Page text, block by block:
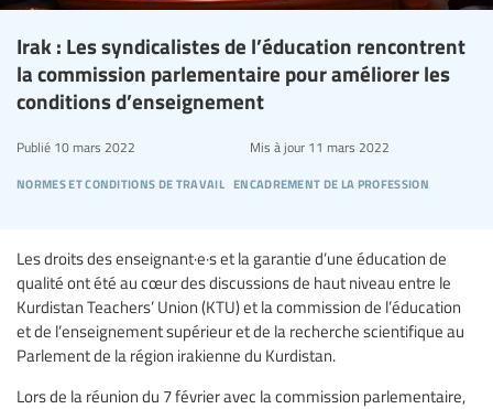
Irak : Les syndicalistes de l’éducation rencontrent
la commission parlementaire pour améliorer les
conditions d’enseignement
normes et conditions de travail encadrement de la profession
Publié 10 mars 2022 Mis à jour11 mars 2022
Les droits des enseignant·e·s et la garantie d’une éducation de
qualité ont été au cœur des discussions de haut niveau entre le
Kurdistan Teachers’ Union (KTU) et la commission de l’éducation
et de l’enseignement supérieur et de la recherche scientifique au
Parlement de la région irakienne du Kurdistan.
Lors de la réunion du 7 février avec la commission parlementaire,